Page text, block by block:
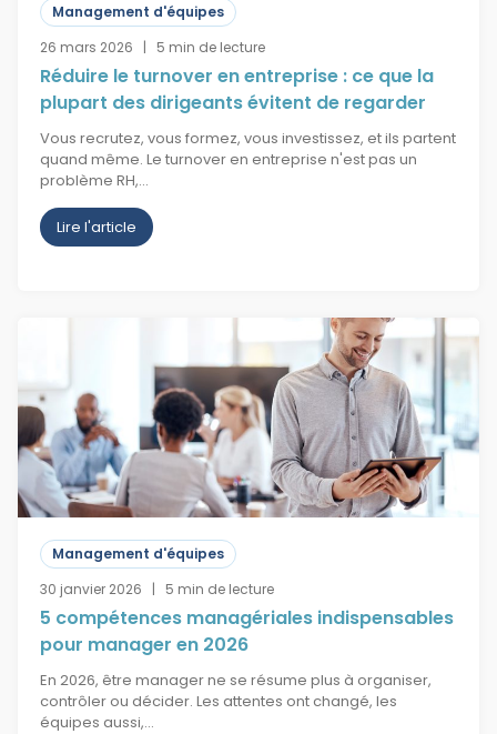
Management d'équipes
26 mars 2026 | 5 min de lecture
Réduire le turnover en entreprise : ce que la
plupart des dirigeants évitent de regarder
Vous recrutez, vous formez, vous investissez, et ils partent
quand même. Le turnover en entreprise n'est pas un
problème RH,…
Lire l'article
Management d'équipes
30 janvier 2026 | 5 min de lecture
5 compétences managériales indispensables
pour manager en 2026
En 2026, être manager ne se résume plus à organiser,
contrôler ou décider. Les attentes ont changé, les
équipes aussi,…